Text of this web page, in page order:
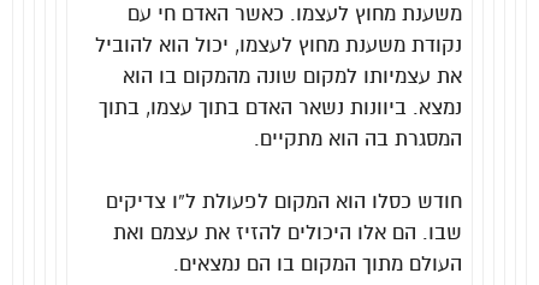
משענת מחוץ לעצמו. כאשר האדם חי עם
נקודת משענת מחוץ לעצמו, יכול הוא להוביל
את עצמיותו למקום שונה מהמקום בו הוא
נמצא. ביוונות נשאר האדם בתוך עצמו, בתוך
המסגרת בה הוא מתקיים.
חודש כסלו הוא המקום לפעולת ל”ו צדיקים
שבו. הם אלו היכולים להזיז את עצמם ואת
העולם מתוך המקום בו הם נמצאים.